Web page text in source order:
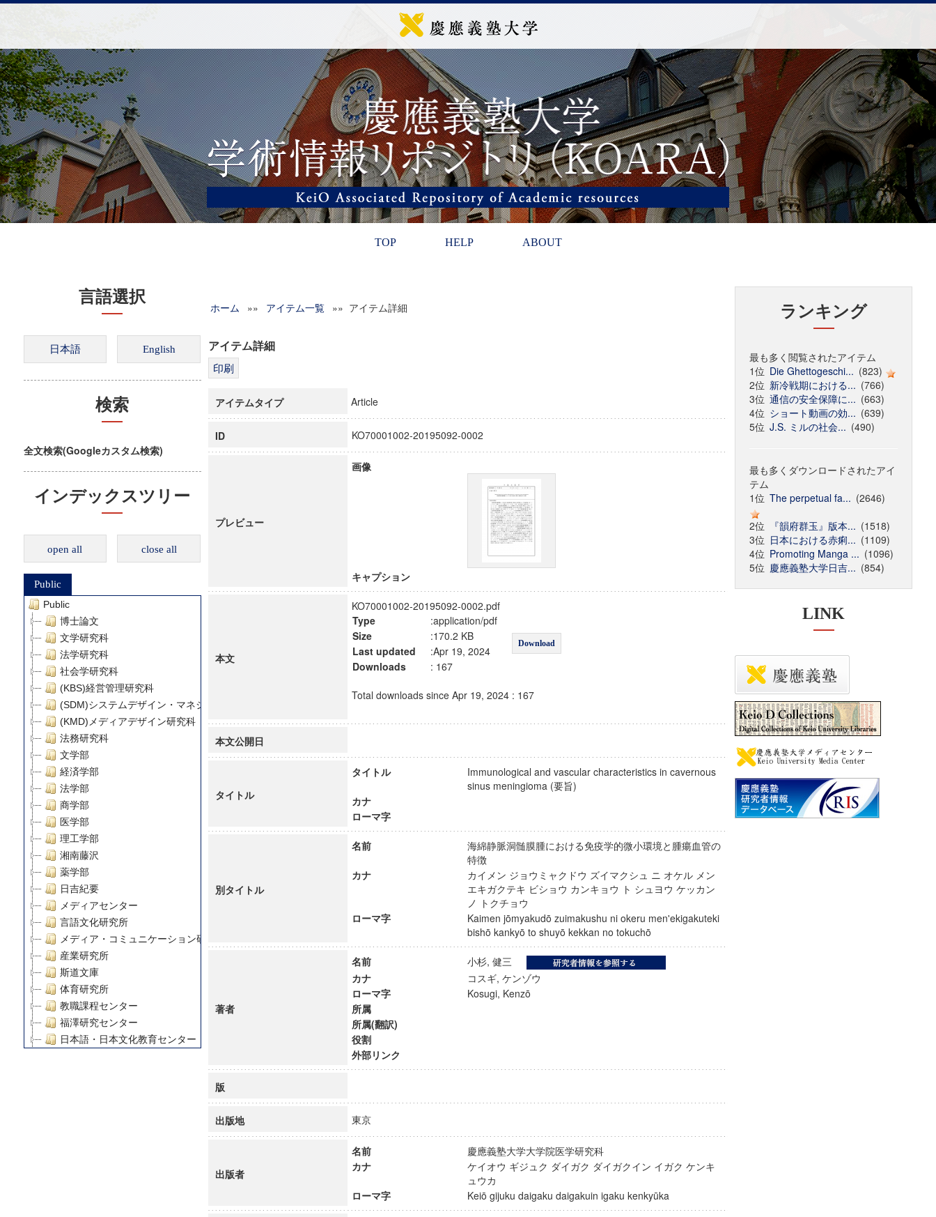
TOP HELP ABOUT
言語選択
検索
全文検索(Googleカスタム検索)
インデックスツリー
open all close all
Public
Public
博士論文
文学研究科
法学研究科
社会学研究科
(KBS)経営管理研究科
(SDM)システムデザイン・マネジメント研究科
(KMD)メディアデザイン研究科
法務研究科
文学部
経済学部
法学部
商学部
医学部
理工学部
湘南藤沢
薬学部
日吉紀要
メディアセンター
言語文化研究所
メディア・コミュニケーション研究所
産業研究所
斯道文庫
体育研究所
教職課程センター
福澤研究センター
日本語・日本文化教育センター
デジタルメディア・コンテンツ統合研究センター
グローバルリサーチインスティテュート
慶應義塾大学グローバルCOEプログラム市民社会ガバナンス教育研究センター
慶應義塾大学グローバルCOEプログラム論理と感性の先端的教育研究拠点
ホーム »» アイテム一覧 »» アイテム詳細
アイテム詳細
アイテムタイプ Article
ID KO70001002-20195092-0002
プレビュー
画像
キャプション
本文
KO70001002-20195092-0002.pdf
Type
:application/pdf
Download
Size
:170.2 KB
Last updated
:Apr 19, 2024
Downloads
: 167
Total downloads since Apr 19, 2024 : 167
本文公開日
タイトル
タイトル
Immunological and vascular characteristics in cavernous
sinus meningioma (要旨)
カナ
ローマ字
別タイトル
名前
海綿静脈洞髄膜腫における免疫学的微小環境と腫瘍血管の
特徴
カナ
カイメン ジョウミャクドウ ズイマクシュ ニ オケル メン
エキガクテキ ビショウ カンキョウ ト シュヨウ ケッカン
ノ トクチョウ
ローマ字
Kaimen jōmyakudō zuimakushu ni okeru men'ekigakuteki
bishō kankyō to shuyō kekkan no tokuchō
著者
名前
小杉, 健三
カナ
コスギ, ケンゾウ
ローマ字
Kosugi, Kenzō
所属
所属(翻訳)
役割
外部リンク
版
出版地 東京
出版者
名前
慶應義塾大学大学院医学研究科
カナ
ケイオウ ギジュク ダイガク ダイガクイン イガク ケンキ
ュウカ
ローマ字
Keiō gijuku daigaku daigakuin igaku kenkyūka
ランキング
最も多く閲覧されたアイテム
1位 Die Ghettogeschi... (823)
2位 新冷戦期における... (766)
3位 通信の安全保障に... (663)
4位 ショート動画の効... (639)
5位 J.S. ミルの社会... (490)
最も多くダウンロードされたアイ
テム
1位 The perpetual fa... (2646)
2位
『韻府群玉』版本... (1518)
3位 日本における赤痢... (1109)
4位 Promoting Manga ... (1096)
5位 慶應義塾大学日吉... (854)
LINK